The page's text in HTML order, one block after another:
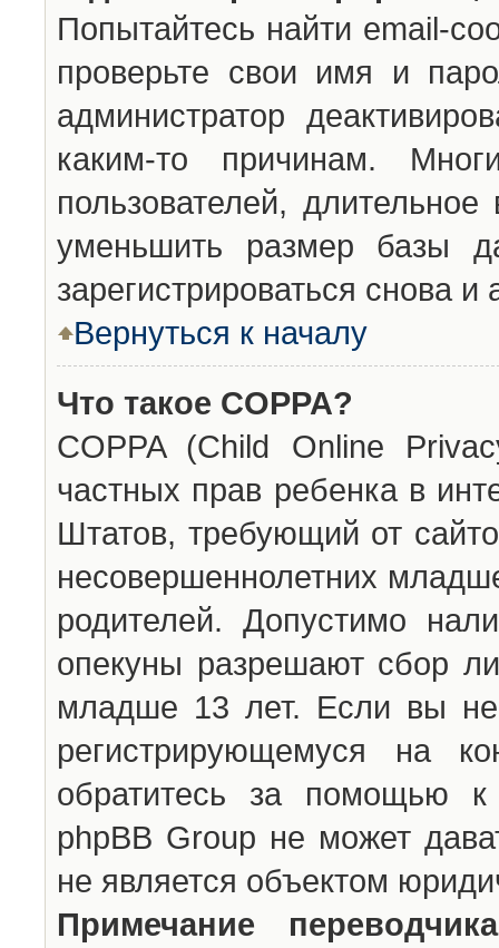
Попытайтесь найти email-
проверьте свои имя и
администратор
каким-то причинам.
пользователей,
уменьшить размер базы
зарегистрироваться снова и
Вернуться к началу
Что такое COPPA?
COPPA (Child Online
частных прав ребенка в
Штатов, требующий от
несовершеннолетних
родителей. Допустимо
опекуны разрешают сбор
младше 13 лет. Если вы
регистрирующемуся на
обратитесь за помощью к
phpBB Group не может
не является объектом
Примечание